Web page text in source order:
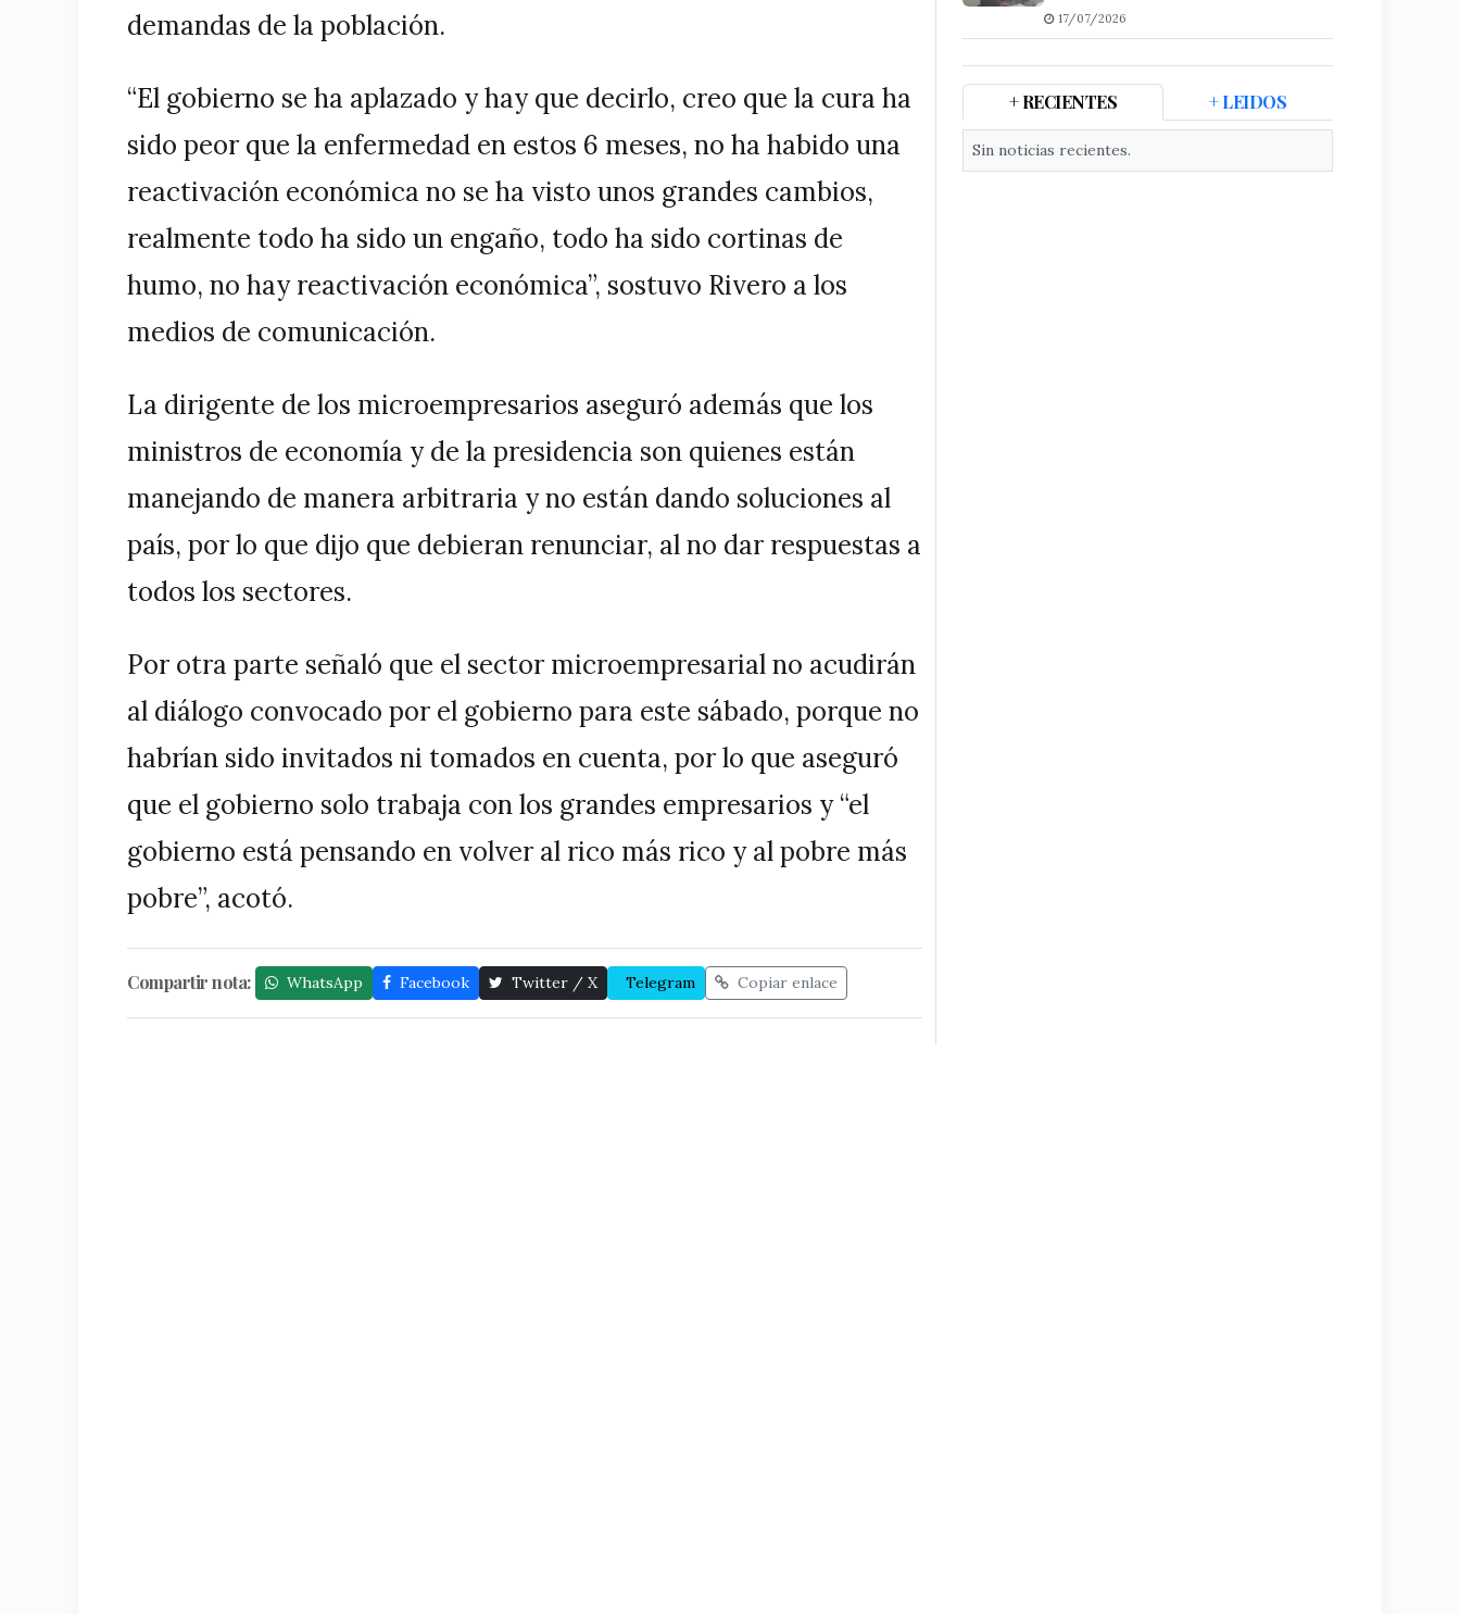
demandas de la población.
“El gobierno se ha aplazado y hay que decirlo, creo que la cura ha
sido peor que la enfermedad en estos 6 meses, no ha habido una
reactivación económica no se ha visto unos grandes cambios,
realmente todo ha sido un engaño, todo ha sido cortinas de
humo, no hay reactivación económica”, sostuvo Rivero a los
medios de comunicación.
La dirigente de los microempresarios aseguró además que los
ministros de economía y de la presidencia son quienes están
manejando de manera arbitraria y no están dando soluciones al
país, por lo que dijo que debieran renunciar, al no dar respuestas a
todos los sectores.
Por otra parte señaló que el sector microempresarial no acudirán
al diálogo convocado por el gobierno para este sábado, porque no
habrían sido invitados ni tomados en cuenta, por lo que aseguró
que el gobierno solo trabaja con los grandes empresarios y “el
gobierno está pensando en volver al rico más rico y al pobre más
pobre”, acotó.
Compartir nota: WhatsApp Facebook Twitter / X Telegram Copiar enlace
17/07/2026
+ RECIENTES + LEIDOS
Sin noticias recientes.